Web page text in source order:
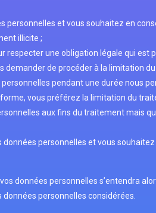
et vous souhaitez en
illicite ;
une obligation légale qui est
demander de procéder à la limitation
pendant une durée nous
vous préférez la limitation du
aux fins du traitement mais
données personnelles et vous
données personnelles s’entendra
personnelles considérées.